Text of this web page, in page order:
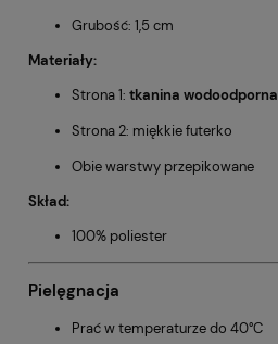
Grubość: 1,5 cm
Materiały:
Strona 1: tkanina wodoodporna
Strona 2: miękkie futerko
Obie warstwy przepikowane
Skład:
100% poliester
Pielęgnacja
Prać w temperaturze do 40°C